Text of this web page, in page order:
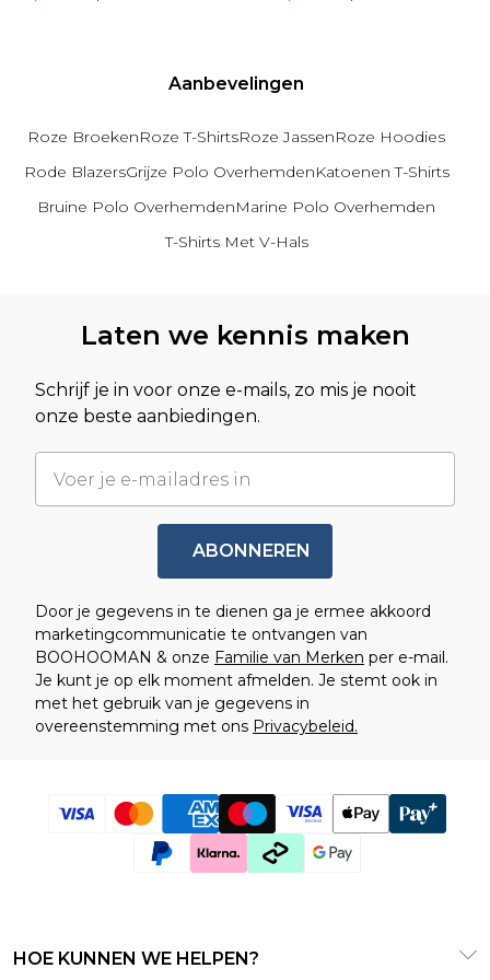
Aanbevelingen
Roze BroekenRoze T-ShirtsRoze JassenRoze Hoodies
Rode BlazersGrijze Polo OverhemdenKatoenen T-Shirts
Bruine Polo OverhemdenMarine Polo Overhemden
T-Shirts Met V-Hals
Laten we kennis maken
Schrijf je in voor onze e-mails, zo mis je nooit
onze beste aanbiedingen.
ABONNEREN
Door je gegevens in te dienen ga je ermee akkoord
marketingcommunicatie te ontvangen van
BOOHOOMAN & onze Familie van Merken per e-mail.
Je kunt je op elk moment afmelden. Je stemt ook in
met het gebruik van je gegevens in
overeenstemming met ons Privacybeleid.
HOE KUNNEN WE HELPEN?